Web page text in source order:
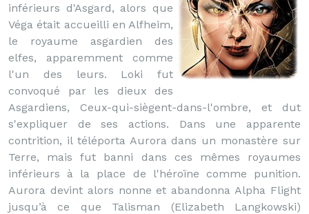
inférieurs d'Asgard, alors que
Véga était accueilli en Alfheim,
le royaume asgardien des
elfes, apparemment comme
l'un des leurs. Loki fut
convoqué par les dieux des
Asgardiens, Ceux-qui-siègent-dans-l'ombre, et dut
s'expliquer de ses actions. Dans une apparente
contrition, il téléporta Aurora dans un monastère sur
Terre, mais fut banni dans ces mêmes royaumes
inférieurs à la place de l'héroïne comme punition.
Aurora devint alors nonne et abandonna Alpha Flight
jusqu’à ce que Talisman (Elizabeth Langkowski)